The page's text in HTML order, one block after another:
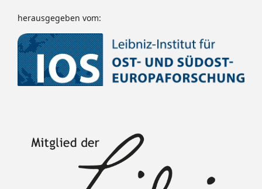
herausgegeben vom: